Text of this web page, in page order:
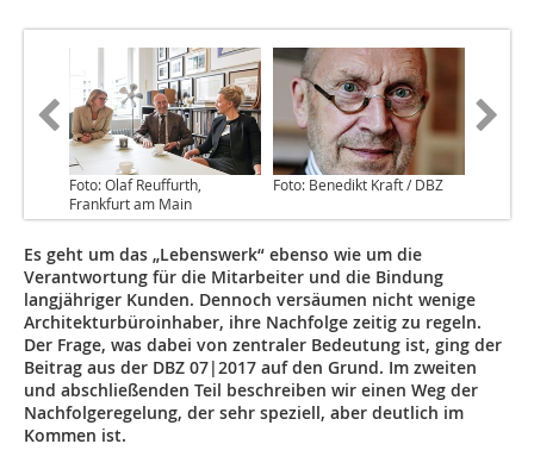
Foto: Olaf Reuffurth,
Frankfurt am Main
Foto: Benedikt Kraft / DBZ
Es geht um das „Lebenswerk“ ebenso wie um die
Verantwortung für die Mitarbeiter und die Bindung
langjähriger Kunden. Dennoch versäumen nicht wenige
Architekturbüroinhaber, ihre Nachfolge zeitig zu regeln.
Der Frage, was dabei von zentraler Bedeutung ist, ging der
Beitrag aus der DBZ 07|2017 auf den Grund. Im zweiten
und abschließenden Teil beschreiben wir einen Weg der
Nachfolgeregelung, der sehr speziell, aber deutlich im
Kommen ist.